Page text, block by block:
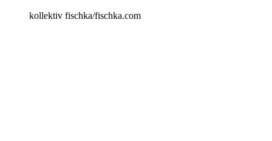
kollektiv fischka/fischka.com